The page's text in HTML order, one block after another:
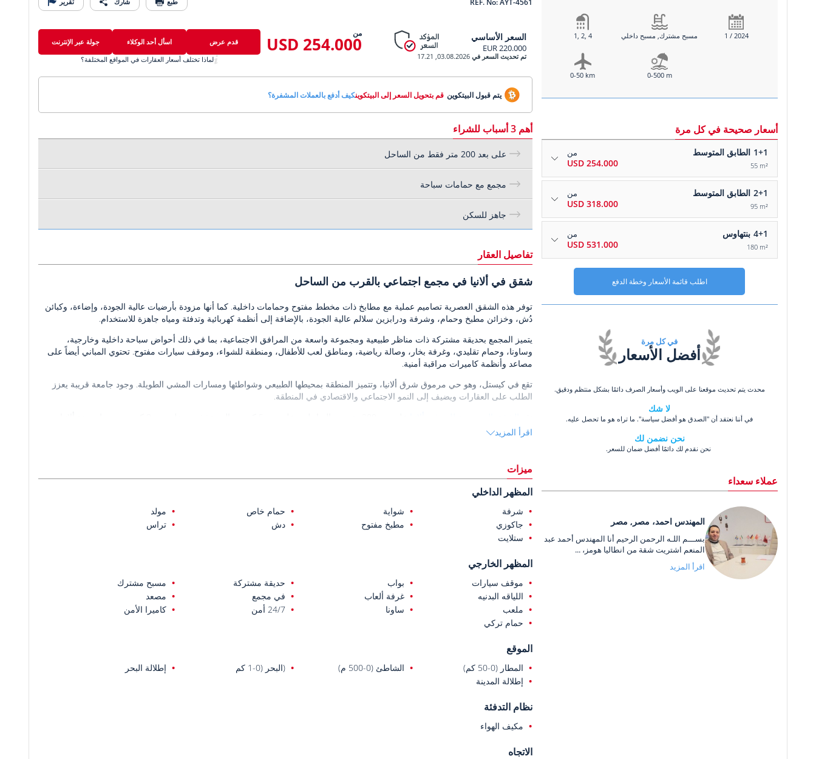
السعر الأساسي
220.000 EUR
من
254.000 USD
تم تحديث السعر في03.08.2026, 17.21
قدم عرض اسأل أحد الوكلاء
جولة عبر الإنترنت
لماذا تختلف أسعار العقارات في المواقع المختلفة؟
يتم قبول البيتكوين قم بتحويل السعر إلى البيتكوينكيف أدفع بالعملات المشفرة؟
1, 2, 4 مسبح مشترك, مسبح داخلي 1 / 2024
0-50 km 0-500 m
أسعار صحيحة في كل مرة
1+1 الطابق المتوسط
55 m²
من
254.000 USD
2+1 الطابق المتوسط
95 m²
من
318.000 USD
4+1 بنتهاوس
180 m²
من
531.000 USD
اطلب قائمة الأسعار وخطة الدفع
أهم 3 أسباب للشراء
على بعد 200 متر فقط من الساحل
مجمع مع حمامات سباحة
جاهز للسكن
تفاصيل العقار
شقق في ألانيا في مجمع اجتماعي بالقرب من الساحل
توفر هذه الشقق العصرية تصاميم عملية مع مطابخ ذات مخطط مفتوح وحمامات داخلية. كما أنها مزودة بأرضيات عالية الجودة، وإضاءة، وكبائن
دُش، وخزائن مطبخ وحمام، وشرفة ودرابزين سلالم عالية الجودة، بالإضافة إلى أنظمة كهربائية وتدفئة ومياه جاهزة للاستخدام.
يتميز المجمع بحديقة مشتركة ذات مناظر طبيعية ومجموعة واسعة من المرافق الاجتماعية، بما في ذلك أحواض سباحة داخلية وخارجية،
وساونا، وحمام تقليدي، وغرفة بخار، وصالة رياضية، ومناطق لعب للأطفال، ومنطقة للشواء، وموقف سيارات مفتوح. تحتوي المباني أيضاً على
مصاعد وأنظمة كاميرات مراقبة أمنية.
تقع في كيستل، وهو حي مرموق شرق ألانيا، وتتميز المنطقة بمحيطها الطبيعي وشواطئها ومسارات المشي الطويلة. وجود جامعة قريبة يعزز
الطلب على العقارات ويضيف إلى النمو الاجتماعي والاقتصادي في المنطقة.
وعلى بعد 30 كم من مطار غازي باشا.
اقرأ المزيد
ميزات
المظهر الداخلي
شرفة شواية حمام خاص
مولد
جاكوزي
مطبخ مفتوح دش
تراس
ستلايت
المظهر الخارجي
موقف سيارات بواب حديقة مشتركة
مسبح مشترك
اللياقه البدنيه
غرفة ألعاب في مجمع
مصعد
ملعب
ساونا 24/7 أمن
كاميرا الأمن
حمام تركي
الموقع
المطار (0-50 كم) الشاطئ (0-500 م) (البحر (0-1 كم
إطلالة البحر
إطلالة المدينة
نظام التدفئة
مكيف الهواء
الاتجاه
أفضل الأسعار
في كل مرة
محدث يتم تحديث موقعنا على الويب وأسعار الصرف دائمًا بشكل منتظم ودقيق.
لا شك
في أننا نعتقد أن "الصدق هو أفضل سياسة". ما تراه هو ما تحصل عليه.
نحن نضمن لك
نحن نقدم لك دائمًا أفضل ضمان للسعر.
عملاء سعداء
المهندس احمد، مصر, مصر
بســـم اللـه الرحمن الرحيم أنا المهندس أحمد عبد
المنعم اشتريت شقة من انطاليا هومز، ...
اقرأ المزيد